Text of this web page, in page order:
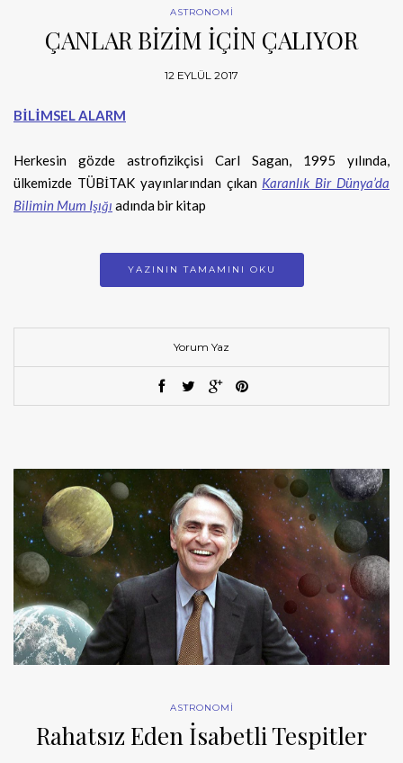
ASTRONOMİ
ÇANLAR BİZİM İÇİN ÇALIYOR
12 EYLÜL 2017
BİLİMSEL ALARM
Herkesin gözde astrofizikçisi Carl Sagan, 1995 yılında,
ülkemizde TÜBİTAK yayınlarından çıkan Karanlık Bir Dünya’da
Bilimin Mum Işığı adında bir kitap
YAZININ TAMAMINI OKU
Yorum Yaz
ASTRONOMİ
Rahatsız Eden İsabetli Tespitler